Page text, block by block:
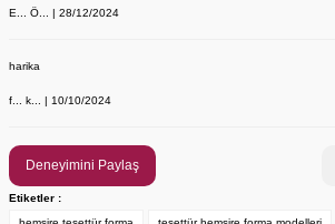
YENİ ÜRÜN
Labor Medikal Tekstil
199,00 TL
E... Ö... | 28/12/2024
harika
f... k... | 10/10/2024
Deneyimini Paylaş
Etiketler :